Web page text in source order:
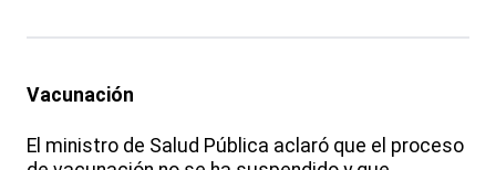
Vacunación
El ministro de Salud Pública aclaró que el proceso